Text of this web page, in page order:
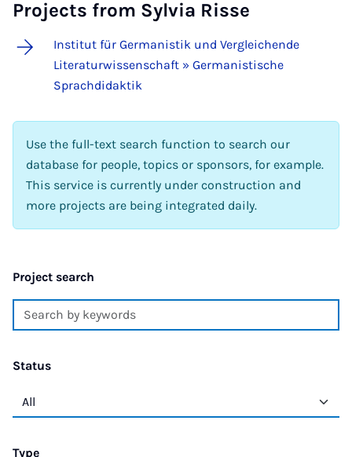
Projects from Sylvia Risse
Institut für Germanistik und Vergleichende
Literaturwissenschaft » Germanistische
Sprachdidaktik
Use the full-text search function to search our
database for people, topics or sponsors, for example.
This service is currently under construction and
more projects are being integrated daily.
Project search
Status
Type